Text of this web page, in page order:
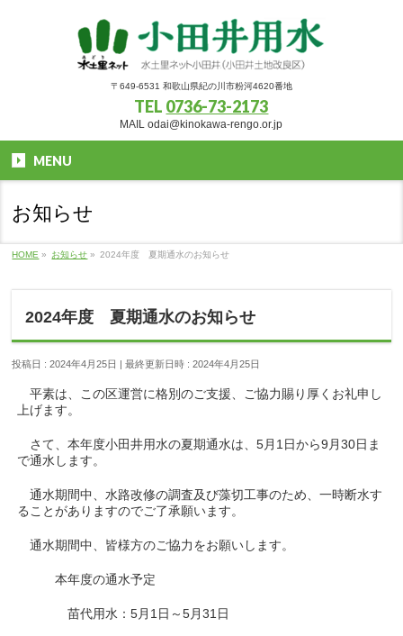
〒649-6531 和歌山県紀の川市粉河4620番地
TEL 0736-73-2173
MAIL odai@kinokawa-rengo.or.jp
MENU
お知らせ
HOME » お知らせ » 2024年度 夏期通水のお知らせ
2024年度 夏期通水のお知らせ
投稿日 : 2024年4月25日 最終更新日時 : 2024年4月25日
平素は、この区運営に格別のご支援、ご協力賜り厚くお礼申し
上げます。
さて、本年度小田井用水の夏期通水は、5月1日から9月30日ま
で通水します。
通水期間中、水路改修の調査及び藻切工事のため、一時断水す
ることがありますのでご了承願います。
通水期間中、皆様方のご協力をお願いします。
本年度の通水予定
苗代用水：5月1日～5月31日